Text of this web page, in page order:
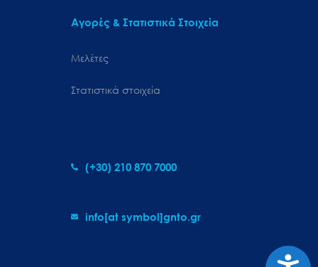
Αγορές & Στατιστικά Στοιχεία
Μελέτες
Στατιστικά στοιχεία
(+30) 210 870 7000
info[at symbol]gnto.gr